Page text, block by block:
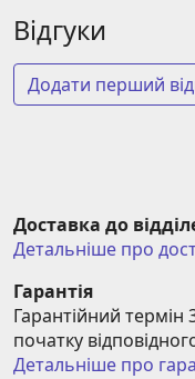
Відгуки
Додати перший
Доставка до
Детальніше про
Гарантія
Гарантійний термін
початку
Детальніше про